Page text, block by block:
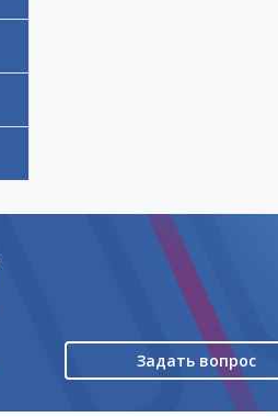
Задать вопрос